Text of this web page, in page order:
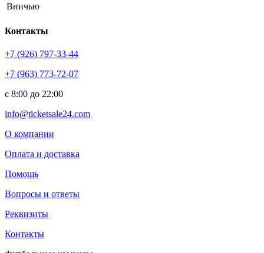
Вничью
Контакты
+7 (926) 797-33-44
+7 (963) 773-72-07
с 8:00 до 22:00
info@ticketsale24.com
О компании
Оплата и доставка
Помощь
Вопросы и ответы
Реквизиты
Контакты